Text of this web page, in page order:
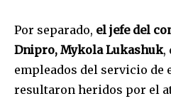
Por separado, el jefe del
Dnipro, Mykola Lukashuk,
empleados del servicio de
resultaron heridos por el